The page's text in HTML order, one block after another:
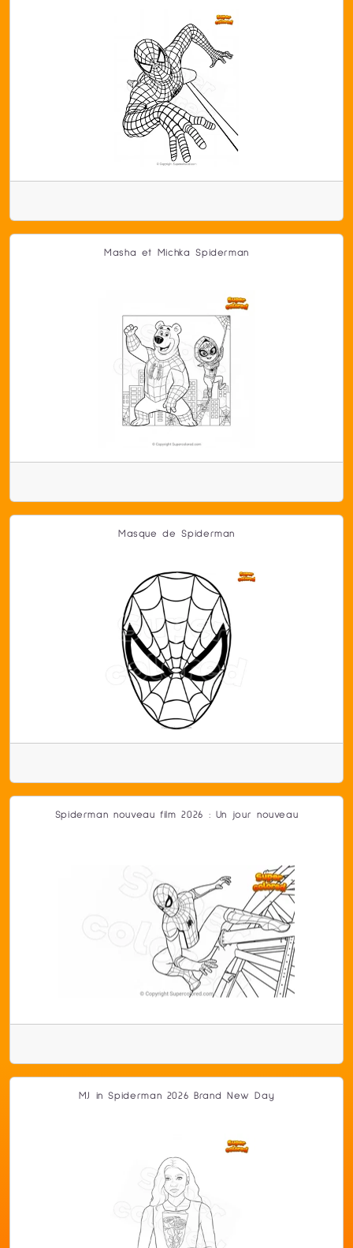
Masha et Michka Spiderman
Masque de Spiderman
Spiderman nouveau film 2026 : Un jour nouveau
MJ in Spiderman 2026 Brand New Day